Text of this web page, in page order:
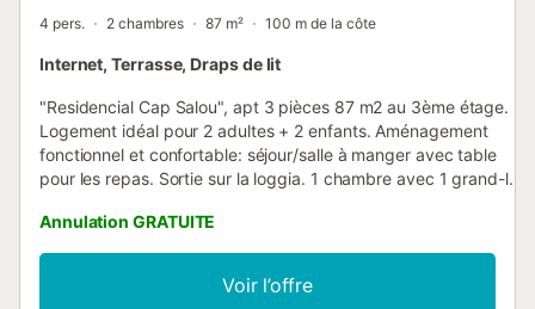
4 pers. 2 chambres 87 m² 100 m de la côte
Internet, Terrasse, Draps de lit
"Residencial Cap Salou", apt 3 pièces 87 m2 au 3ème étage.
Logement idéal pour 2 adultes + 2 enfants. Aménagement
fonctionnel et confortable: séjour/salle à manger avec table
pour les repas. Sortie sur la loggia. 1 chambre avec 1 grand-lit
(80 cm, longueur 190 cm). Cuisine ouverte (four, lave-
vaisselle, 4 plaques vitrocéramiques, bouilloire électrique,
micro-ondes, cafetière électrique, Capsules pour machine à
café (Dolce Gusto) (NON INCLUSES)). Douche/WC. Pas de
Annulation GRATUITE
Voir l’offre